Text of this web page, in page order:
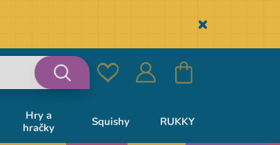
Skryť
OblíbenéPřihlásit Košík
Hry a
hračky
Squishy RUKKY